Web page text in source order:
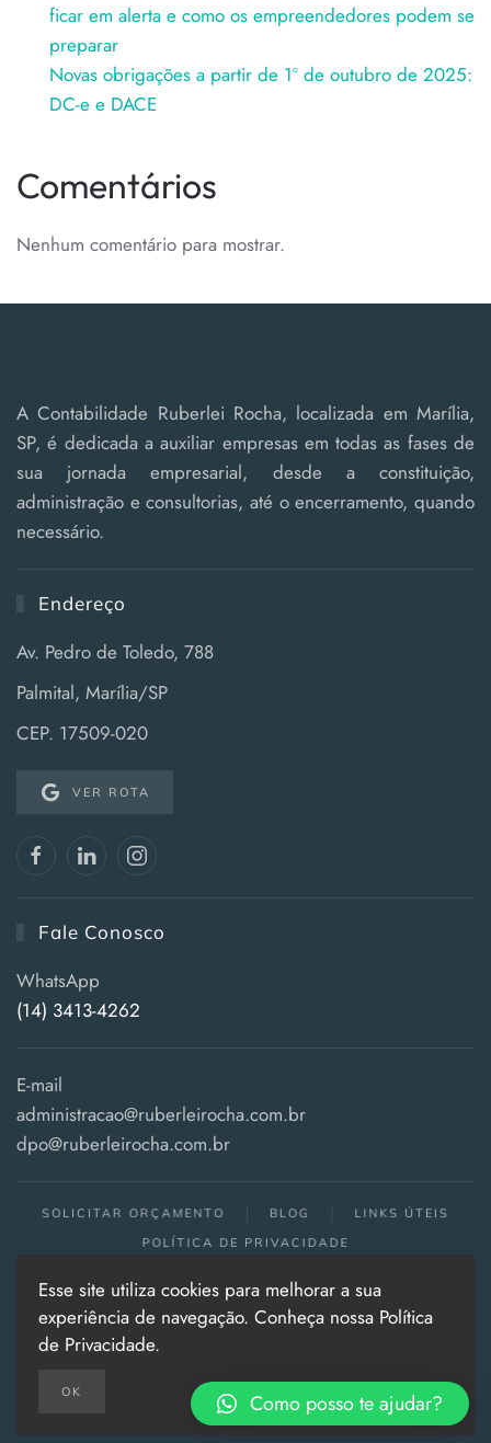
ficar em alerta e como os empreendedores podem se
preparar
Novas obrigações a partir de 1º de outubro de 2025:
DC-e e DACE
Comentários
Nenhum comentário para mostrar.
A Contabilidade Ruberlei Rocha, localizada em Marília,
SP, é dedicada a auxiliar empresas em todas as fases de
sua jornada empresarial, desde a constituição,
administração e consultorias, até o encerramento, quando
necessário.
Endereço
Av. Pedro de Toledo, 788
Palmital, Marília/SP
CEP. 17509-020
VER ROTA
Fale Conosco
WhatsApp
(14) 3413-4262
E-mail
administracao@ruberleirocha.com.br
dpo@ruberleirocha.com.br
SOLICITAR ORÇAMENTO BLOG
LINKS ÚTEIS
POLÍTICA DE PRIVACIDADE
Todos os direitos reservados . 2024
Política de Privacidade
Como posso te ajudar?
Esse site utiliza cookies para melhorar a sua
experiência de navegação. Conheça nossa Política
de Privacidade.
OK